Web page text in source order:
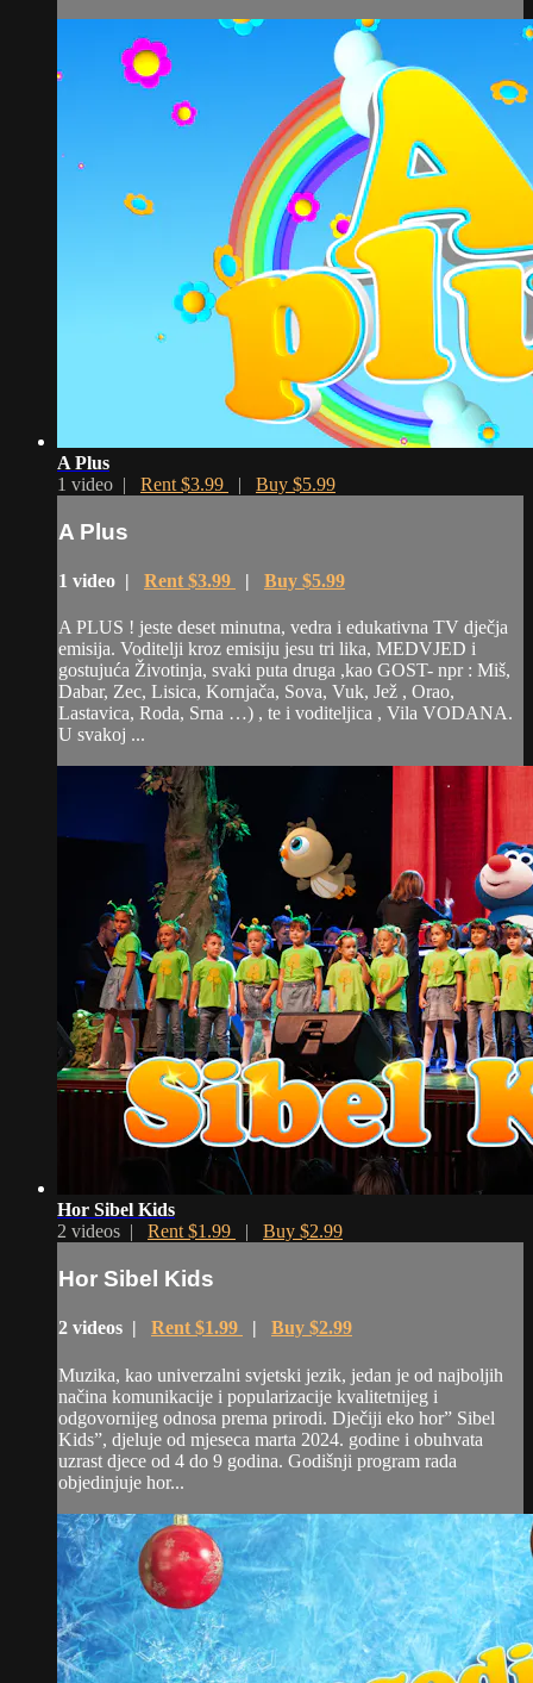
A Plus
1 video | Rent $3.99 | Buy $5.99
A Plus
1 video | Rent $3.99 | Buy $5.99
A PLUS ! jeste deset minutna, vedra i edukativna TV dječja
emisija. Voditelji kroz emisiju jesu tri lika, MEDVJED i
gostujuća Životinja, svaki puta druga ,kao GOST- npr : Miš,
Dabar, Zec, Lisica, Kornjača, Sova, Vuk, Jež , Orao,
Lastavica, Roda, Srna …) , te i voditeljica , Vila VODANA.
U svakoj ...
Hor Sibel Kids
2 videos | Rent $1.99 | Buy $2.99
Hor Sibel Kids
2 videos | Rent $1.99 | Buy $2.99
Muzika, kao univerzalni svjetski jezik, jedan je od najboljih
načina komunikacije i popularizacije kvalitetnijeg i
odgovornijeg odnosa prema prirodi. Dječiji eko hor” Sibel
Kids”, djeluje od mjeseca marta 2024. godine i obuhvata
uzrast djece od 4 do 9 godina. Godišnji program rada
objedinjuje hor...